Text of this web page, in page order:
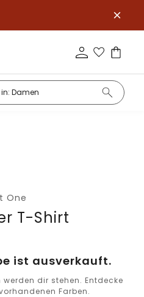
One
T-Shirt
ist ausverkauft.
dir stehen. Entdecke
Farben.